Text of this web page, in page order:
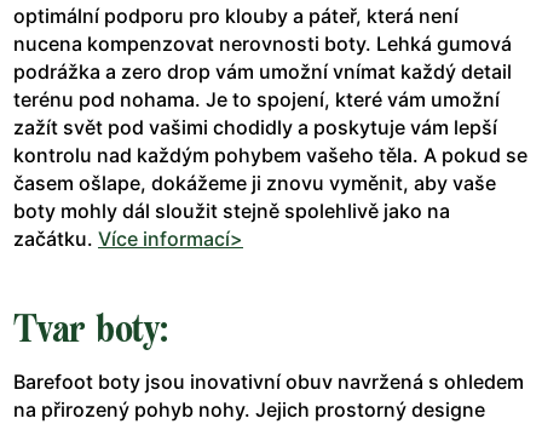
optimální podporu pro klouby a páteř, která není
nucena kompenzovat nerovnosti boty. Lehká gumová
podrážka a zero drop vám umožní vnímat každý detail
terénu pod nohama. Je to spojení, které vám umožní
zažít svět pod vašimi chodidly a poskytuje vám lepší
kontrolu nad každým pohybem vašeho těla. A pokud se
časem ošlape, dokážeme ji znovu vyměnit, aby vaše
boty mohly dál sloužit stejně spolehlivě jako na
začátku. Více informací>
Tvar boty:
Barefoot boty jsou inovativní obuv navržená s ohledem
na přirozený pohyb nohy. Jejich prostorný designe